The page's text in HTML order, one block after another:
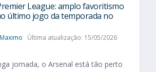
League: amplo favoritismo
último jogo da temporada no
Última atualização: 15/05/2026
jornada, o Arsenal está tão perto